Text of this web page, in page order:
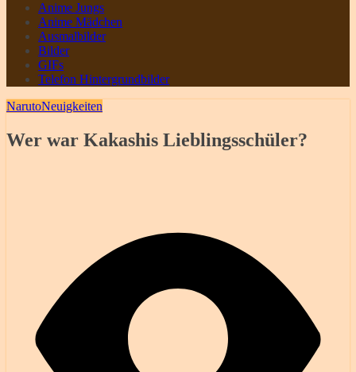
Anime Jungs
Anime Mädchen
Ausmalbilder
Bilder
GIFs
Telefon Hintergrundbilder
NarutoNeuigkeiten
Wer war Kakashis Lieblingsschüler?